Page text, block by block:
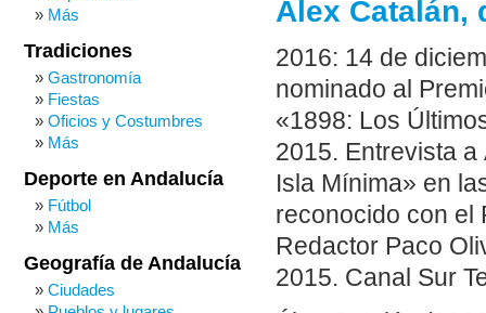
Álex Catalán,
2016: 14 de
nominado al
«1898: Los
2015. Entrevista
Isla Mínima» en
reconocido con el
Redactor Paco
2015. Canal Sur
Más
Tradiciones
Gastronomía
Fiestas
Oficios y Costumbres
Más
Deporte en Andalucía
Fútbol
Más
Geografía de Andalucía
Ciudades